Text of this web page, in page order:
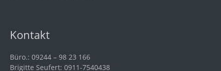
Kontakt
Büro.: 09244 – 98 23 166
Brigitte Seufert: 0911-7540438